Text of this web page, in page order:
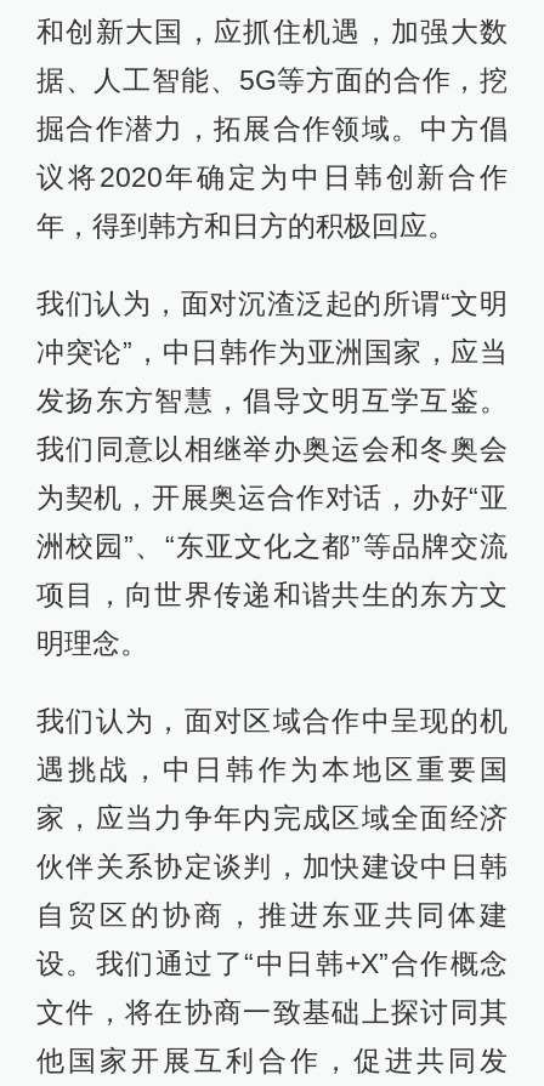
和创新大国，应抓住机遇，加强大数
据、人工智能、5G等方面的合作，挖
掘合作潜力，拓展合作领域。中方倡
议将2020年确定为中日韩创新合作
年，得到韩方和日方的积极回应。
我们认为，面对沉渣泛起的所谓“文明
冲突论”，中日韩作为亚洲国家，应当
发扬东方智慧，倡导文明互学互鉴。
我们同意以相继举办奥运会和冬奥会
为契机，开展奥运合作对话，办好“亚
洲校园”、“东亚文化之都”等品牌交流
项目，向世界传递和谐共生的东方文
明理念。
我们认为，面对区域合作中呈现的机
遇挑战，中日韩作为本地区重要国
家，应当力争年内完成区域全面经济
伙伴关系协定谈判，加快建设中日韩
自贸区的协商，推进东亚共同体建
设。我们通过了“中日韩+X”合作概念
文件，将在协商一致基础上探讨同其
他国家开展互利合作，促进共同发